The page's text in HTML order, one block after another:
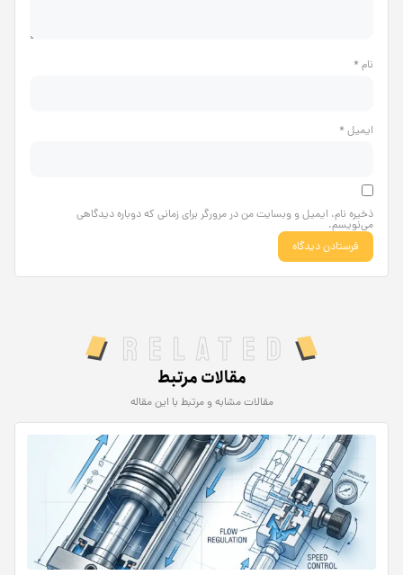
نام *
ایمیل *
ذخیره نام، ایمیل و وبسایت من در مرورگر برای زمانی که دوباره دیدگاهی
می‌نویسم.
Related
مقالات مرتبط
مقالات مشابه و مرتبط با این مقاله